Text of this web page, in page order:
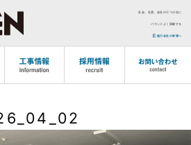
社会、社員、会社の三つの社に
バランスよく貢献する
協力会社の皆様へ